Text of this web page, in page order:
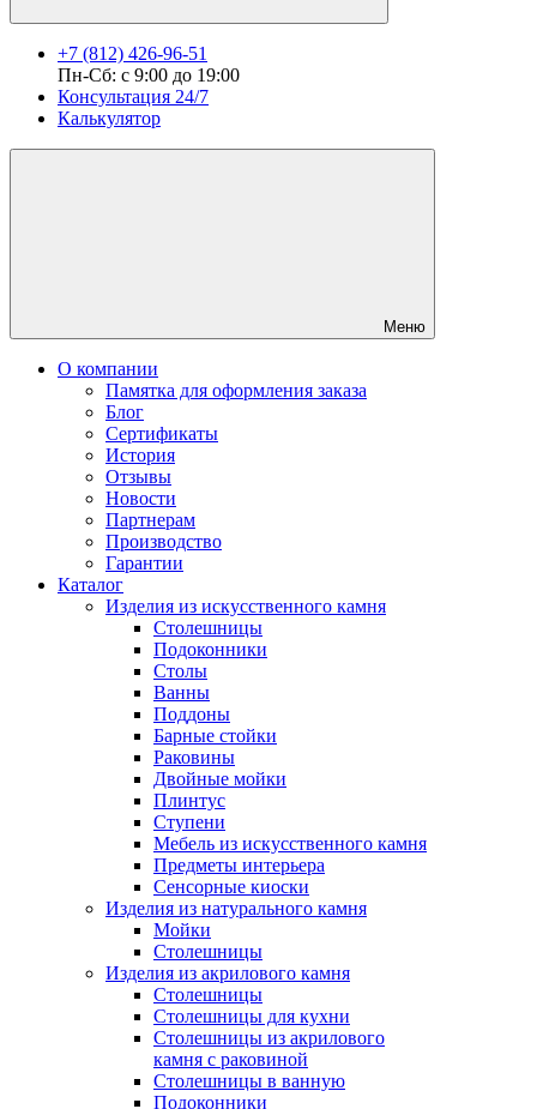
+7 (812) 426-96-51
Пн-Сб: с 9:00 до 19:00
Консультация 24/7
Калькулятор
Меню
О компании
Памятка для оформления заказа
Блог
Сертификаты
История
Отзывы
Новости
Партнерам
Производство
Гарантии
Каталог
Изделия из искусственного камня
Столешницы
Подоконники
Столы
Ванны
Поддоны
Барные стойки
Раковины
Двойные мойки
Плинтус
Ступени
Мебель из искусственного камня
Предметы интерьера
Сенсорные киоски
Изделия из натурального камня
Мойки
Столешницы
Изделия из акрилового камня
Столешницы
Столешницы для кухни
Столешницы из акрилового
камня с раковиной
Столешницы в ванную
Подоконники